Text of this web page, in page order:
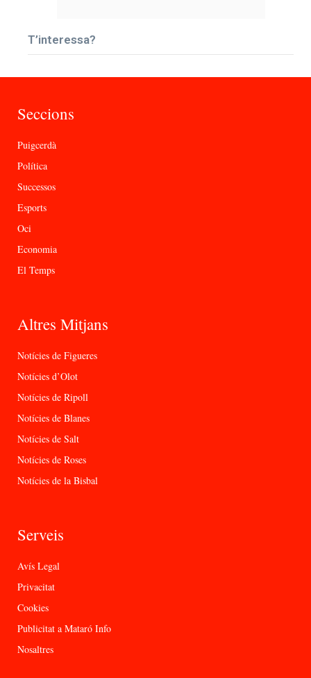
T’interessa?
Seccions
Puigcerdà
Política
Successos
Esports
Oci
Economia
El Temps
Altres Mitjans
Notícies de Figueres
Notícies d’Olot
Notícies de Ripoll
Notícies de Blanes
Notícies de Salt
Notícies de Roses
Notícies de la Bisbal
Serveis
Avís Legal
Privacitat
Cookies
Publicitat a Mataró Info
Nosaltres